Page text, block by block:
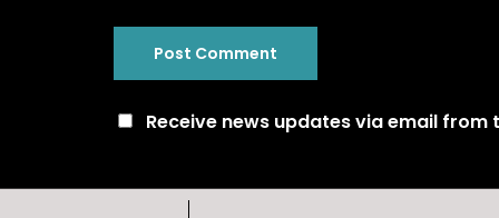
Receive news updates via email from